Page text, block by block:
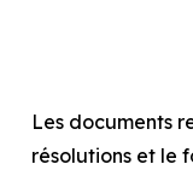
Les documents
résolutions et le